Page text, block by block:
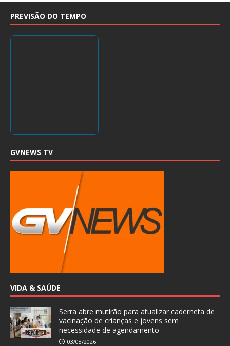
PREVISÃO DO TEMPO
GVNEWS TV
VIDA & SAÚDE
Serra abre mutirão para atualizar caderneta de
vacinação de crianças e jovens sem
necessidade de agendamento
03/08/2026